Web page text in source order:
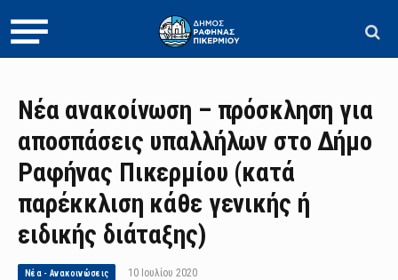
Νέα ανακοίνωση – πρόσκληση για
αποσπάσεις υπαλλήλων στο Δήμο
Ραφήνας Πικερμίου (κατά
παρέκκλιση κάθε γενικής ή
ειδικής διάταξης)
Νέα - Ανακοινώσεις 10 Ιουλίου 2020